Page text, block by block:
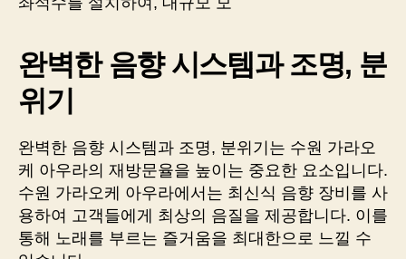
완벽한 음향 시스템과 조명, 분
위기
완벽한 음향 시스템과 조명, 분위기는 수원 가라오
케 아우라의 재방문율을 높이는 중요한 요소입니다.
수원 가라오케 아우라에서는 최신식 음향 장비를 사
용하여 고객들에게 최상의 음질을 제공합니다. 이를
통해 노래를 부르는 즐거움을 최대한으로 느낄 수